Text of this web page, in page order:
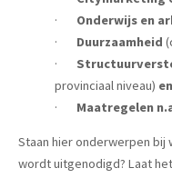
· Onderwijs en
· Duurzaamheid
·
provinciaal niveau) en
· Maatregelen
Staan hier onderwerpen bij
wordt uitgenodigd? Laat